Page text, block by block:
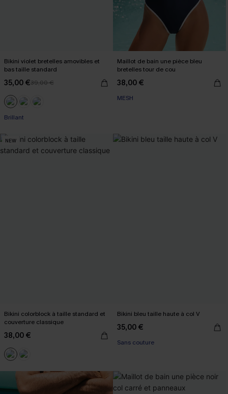
Bikini violet bretelles amovibles et
bas taille standard
35,00 €39,00 €
Brillant
Maillot de bain une pièce bleu
bretelles tour de cou
38,00 €
MESH
NEW
Bikini colorblock à taille standard et
couverture classique
38,00 €
Bikini bleu taille haute à col V
35,00 €
Sans couture